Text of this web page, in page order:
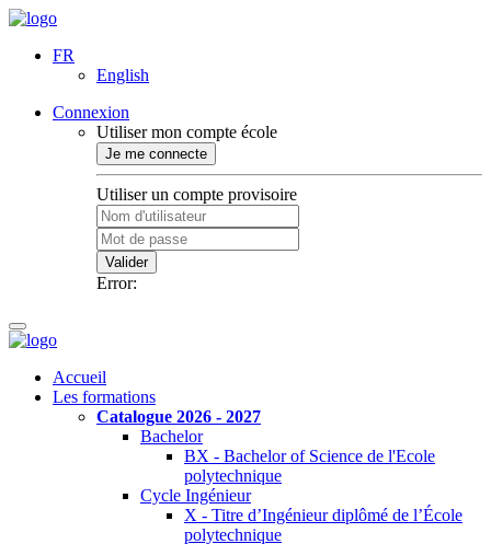
FR
English
Connexion
Utiliser mon compte école
Je me connecte
Utiliser un compte provisoire
Valider
Error:
Accueil
Les formations
Catalogue 2026 - 2027
Bachelor
BX - Bachelor of Science de l'Ecole
polytechnique
Cycle Ingénieur
X - Titre d’Ingénieur diplômé de l’École
polytechnique